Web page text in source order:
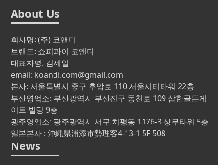
About Us
회사명: (주) 코앤디
브랜드: 쇼피파이 코앤디
대표자명: 김세일
email: koandi.com@gmail.com
본사: 서울특별시 중구 후암로 110 서울시티타워 22층
부산영업소: 부산광역시 부산진구 동천로 109 삼한골든게
이트 빌딩 9층
광주영업소: 광주광역시 서구 치평동 1176-3 상무타워 5층
일본본사 : 沖縄県浦添市勢理客4-13-1 5F 508
News